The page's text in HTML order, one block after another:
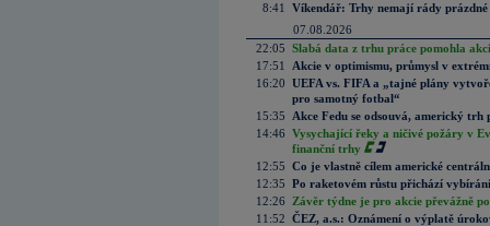
8:41
Víkendář: Trhy nemají rády prázdné
07.08.2026
22:05 Slabá data z trhu práce pomohla
17:51
Akcie v optimismu, průmysl v
16:20 UEFA vs. FIFA a „tajné plány
pro samotný fotbal“
15:35
Akce Fedu se odsouvá, americký
14:46 Vysychající řeky a ničivé požáry v
finanční trhy
12:55 Co je vlastně cílem americké
12:35 Po raketovém růstu přichází
12:26
Závěr týdne je pro akcie převážně
11:52 ČEZ, a.s.: Oznámení o výplatě